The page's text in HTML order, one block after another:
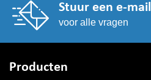
Stuur een e-mail
voor alle vragen
Producten